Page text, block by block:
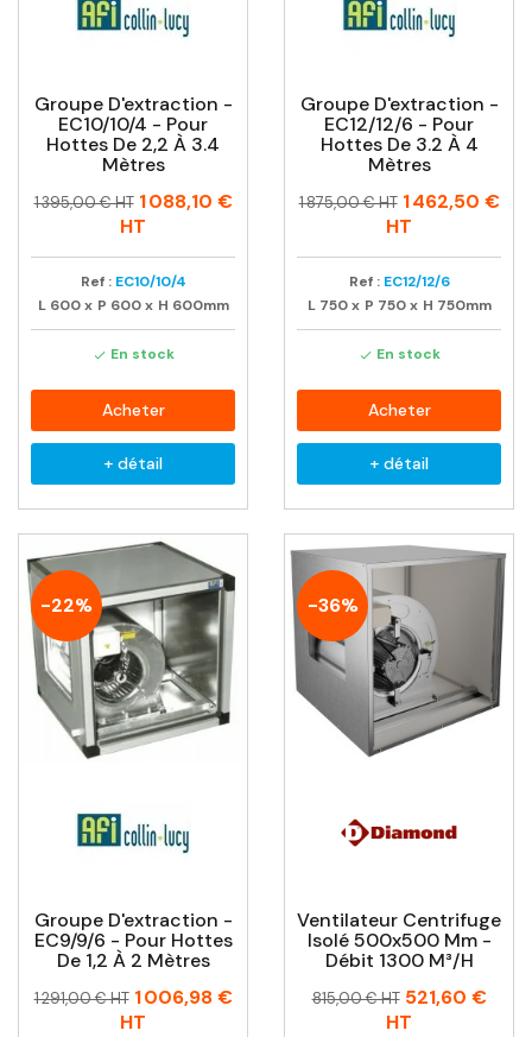
Groupe D'extraction -
EC10/10/4 - Pour
Hottes De 2,2 À 3.4
Mètres
Prix
Prix
1 395,00 € HT 1 088,10 €
HT
Ref : EC10/10/4
L 600 x P 600 x H 600mm
 En stock
Acheter
+ détail
Groupe D'extraction -
EC12/12/6 - Pour
Hottes De 3.2 À 4
Mètres
Prix
Prix
1 875,00 € HT 1 462,50 €
HT
Ref : EC12/12/6
L 750 x P 750 x H 750mm
 En stock
Acheter
+ détail
-22%
Groupe D'extraction -
EC9/9/6 - Pour Hottes
De 1,2 À 2 Mètres
Prix
Prix
1 291,00 € HT 1 006,98 €
HT
-36%
Ventilateur Centrifuge
Isolé 500x500 Mm -
Débit 1300 M³/h
Prix
Prix
815,00 € HT 521,60 €
HT